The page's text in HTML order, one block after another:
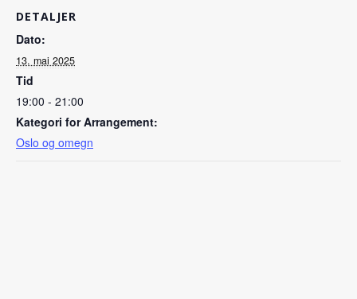
DETALJER
Dato:
13. mai 2025
Tid
19:00 - 21:00
Kategori for Arrangement:
Oslo og omegn